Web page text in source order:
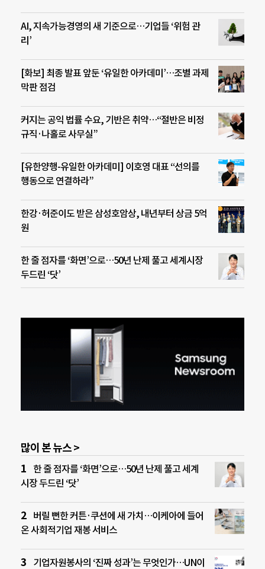
AI, 지속가능경영의 새 기준으로…기업들 ‘위험 관
리’
[화보] 최종 발표 앞둔 ‘유일한 아카데미’…조별 과제
막판 점검
커지는 공익 법률 수요, 기반은 취약…“절반은 비정
규직·나홀로 사무실”
[유한양행-유일한 아카데미] 이호영 대표 “선의를
행동으로 연결하라”
한강·허준이도 받은 삼성호암상, 내년부터 상금 5억
원
한 줄 점자를 ‘화면’으로…50년 난제 풀고 세계시장
두드린 ‘닷’
많이 본 뉴스 >
한 줄 점자를 ‘화면’으로…50년 난제 풀고 세계
시장 두드린 ‘닷’
버릴 뻔한 커튼·쿠션에 새 가치…이케아에 들어
온 사회적기업 재봉 서비스
기업자원봉사의 ‘진짜 성과’는 무엇인가…UN이